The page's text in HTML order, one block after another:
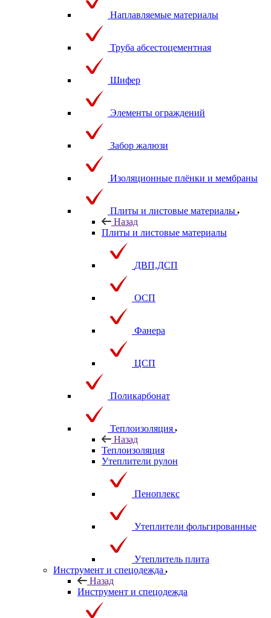
Наплавляемые материалы
Труба абсестоцементная
Шифер
Элементы ограждений
Забор жалюзи
Изоляционные плёнки и мембраны
Плиты и листовые материалы
Назад
Плиты и листовые материалы
ДВП,ДСП
ОСП
Фанера
ЦСП
Поликарбонат
Теплоизоляция
Назад
Теплоизоляция
Утеплители рулон
Пеноплекс
Утеплители фольгированные
Утеплитель плита
Инструмент и спецодежда
Назад
Инструмент и спецодежда